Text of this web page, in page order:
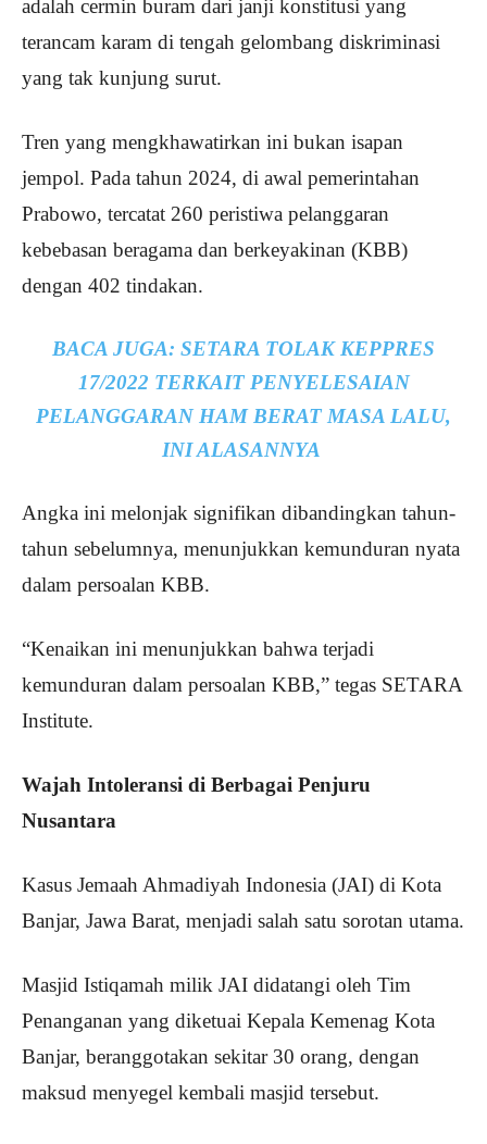
adalah cermin buram dari janji konstitusi yang
terancam karam di tengah gelombang diskriminasi
yang tak kunjung surut.
Tren yang mengkhawatirkan ini bukan isapan
jempol. Pada tahun 2024, di awal pemerintahan
Prabowo, tercatat 260 peristiwa pelanggaran
kebebasan beragama dan berkeyakinan (KBB)
dengan 402 tindakan.
BACA JUGA: SETARA TOLAK KEPPRES
17/2022 TERKAIT PENYELESAIAN
PELANGGARAN HAM BERAT MASA LALU,
INI ALASANNYA
Angka ini melonjak signifikan dibandingkan tahun-
tahun sebelumnya, menunjukkan kemunduran nyata
dalam persoalan KBB.
“Kenaikan ini menunjukkan bahwa terjadi
kemunduran dalam persoalan KBB,” tegas SETARA
Institute.
Wajah Intoleransi di Berbagai Penjuru
Nusantara
Kasus Jemaah Ahmadiyah Indonesia (JAI) di Kota
Banjar, Jawa Barat, menjadi salah satu sorotan utama.
Masjid Istiqamah milik JAI didatangi oleh Tim
Penanganan yang diketuai Kepala Kemenag Kota
Banjar, beranggotakan sekitar 30 orang, dengan
maksud menyegel kembali masjid tersebut.